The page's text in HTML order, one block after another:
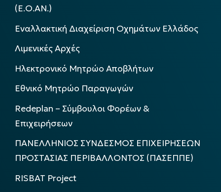
(Ε.Ο.ΑΝ.)
Εναλλακτική Διαχείριση Οχημάτων Ελλάδος
Λιμενικές Αρχές
Ηλεκτρονικό Μητρώο Αποβλήτων
Εθνικό Μητρώο Παραγωγών
Redeplan – Σύμβουλοι Φορέων &
Επιχειρήσεων
ΠΑΝΕΛΛΗΝΙΟΣ ΣΥΝΔΕΣΜΟΣ ΕΠΙΧΕΙΡΗΣΕΩΝ
ΠΡΟΣΤΑΣΙΑΣ ΠΕΡΙΒΑΛΛΟΝΤΟΣ (ΠΑΣΕΠΠΕ)
RISBAT Project